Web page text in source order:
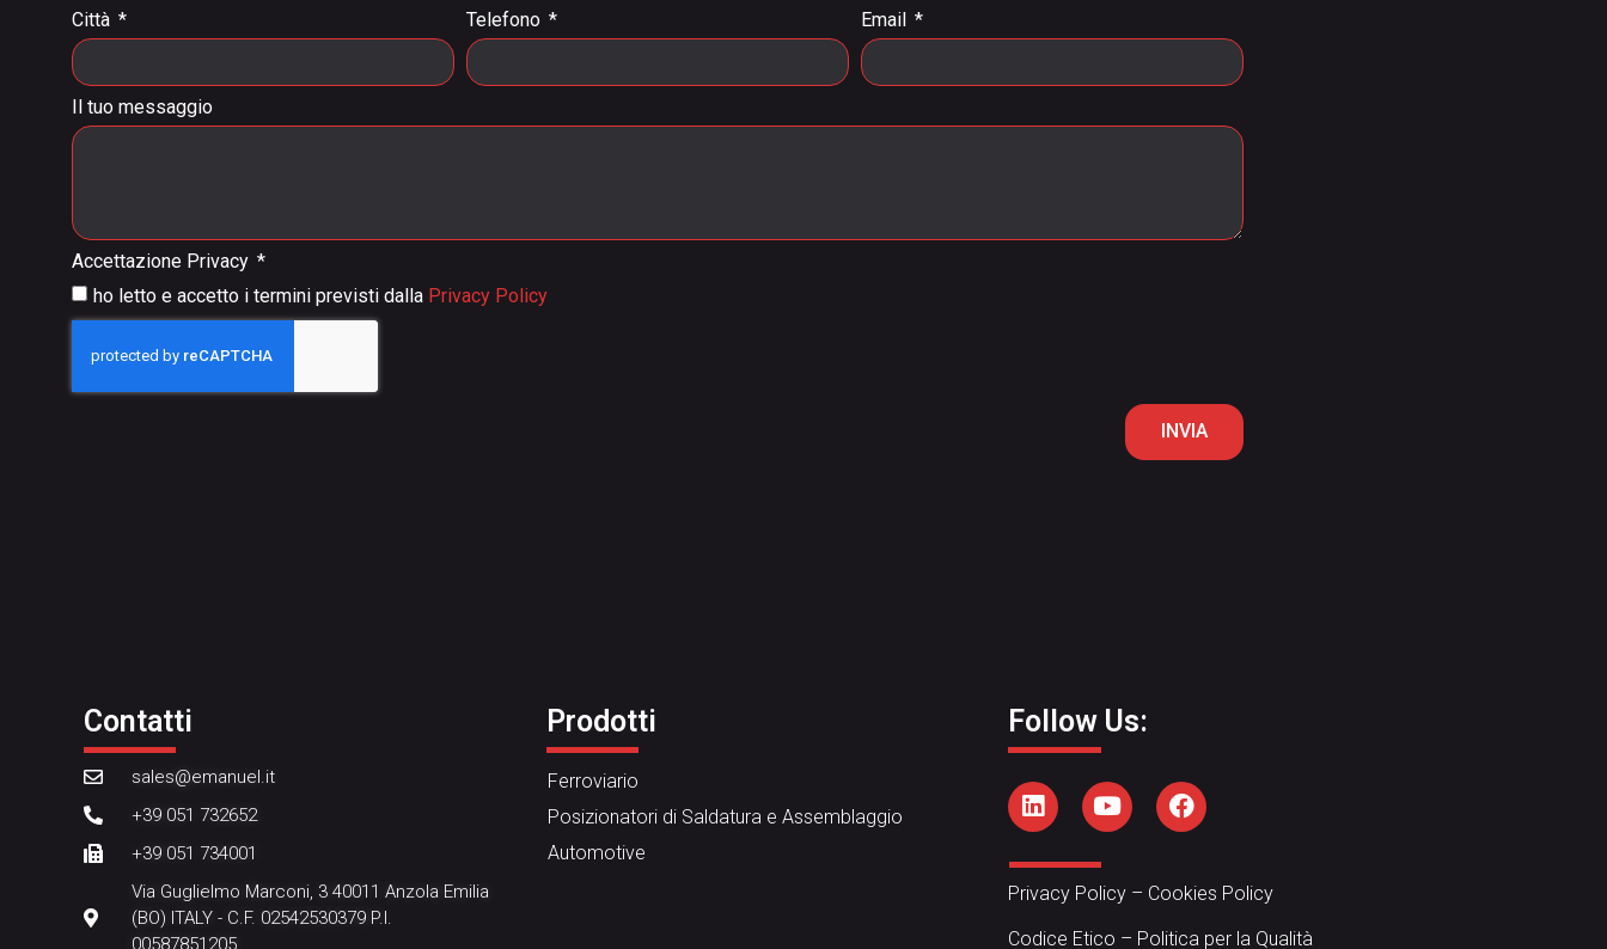
Città Telefono Email
Il tuo messaggio
Accettazione Privacy
ho letto e accetto i termini previsti dalla Privacy Policy
INVIA
Contatti
sales@emanuel.it
+39 051 732652
+39 051 734001
Via Guglielmo Marconi, 3 40011 Anzola Emilia
(BO) ITALY - C.F. 02542530379 P.I.
00587851205
Prodotti
Ferroviario
Posizionatori di Saldatura e Assemblaggio
Automotive
Follow Us:
Privacy Policy – Cookies Policy
Codice Etico – Politica per la Qualità